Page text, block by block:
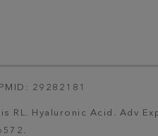
29282181
RL. Hyaluronic Acid. Adv